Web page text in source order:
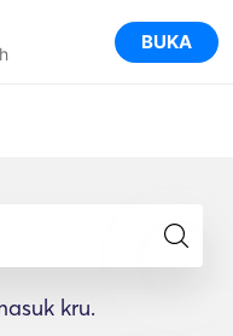
BUKA
kru.